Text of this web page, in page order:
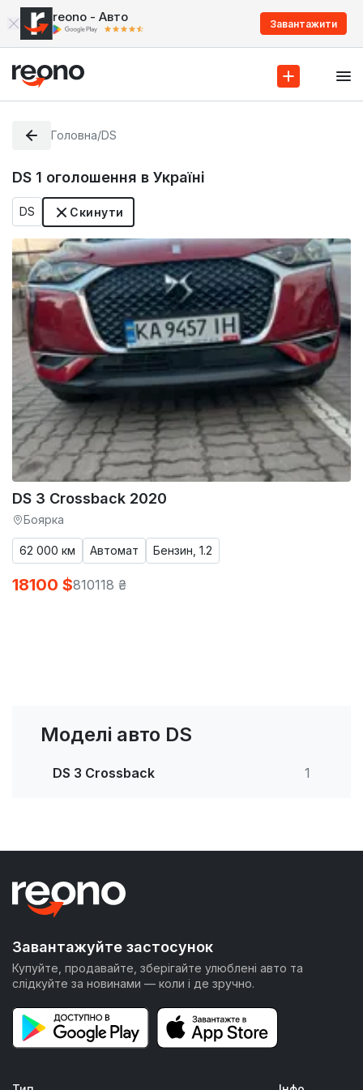
reono - Авто Завантажити
Головна/DS
DS 1 оголошення в Україні
DS Скинути
DS 3 Crossback 2020
Боярка
62 000 км Автомат Бензин, 1.2
18100 $810118 ₴
Моделі авто DS
DS 3 Crossback 1
Завантажуйте застосунок
Купуйте, продавайте, зберігайте улюблені авто та
слідкуйте за новинами — коли і де зручно.